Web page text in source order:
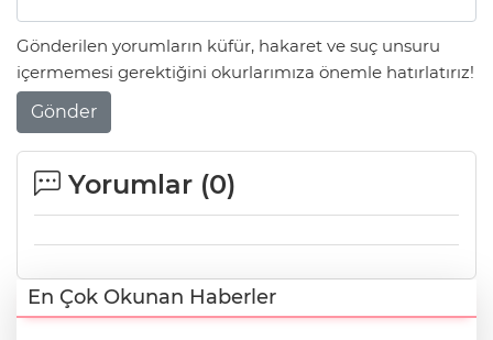
Gönderilen yorumların küfür, hakaret ve suç unsuru
içermemesi gerektiğini okurlarımıza önemle hatırlatırız!
Gönder
Yorumlar (0)
En Çok Okunan Haberler